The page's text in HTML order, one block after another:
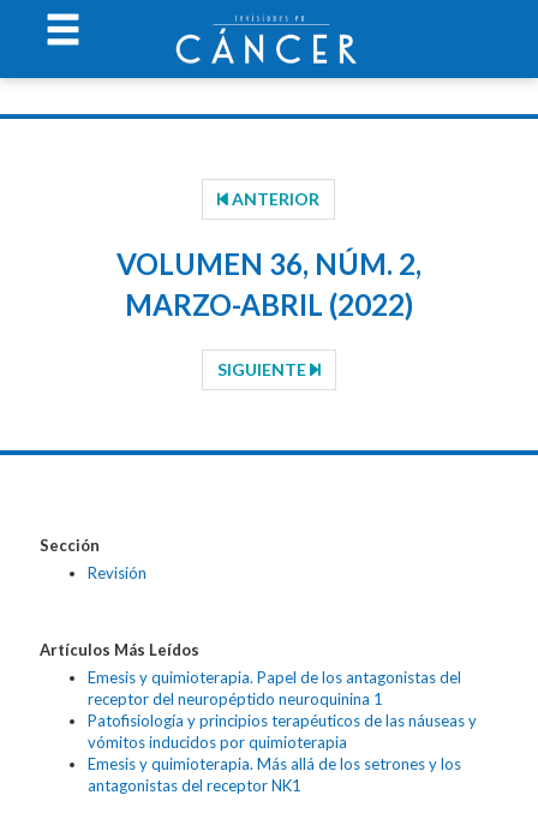
ANTERIOR
VOLUMEN 36, NÚM. 2,
MARZO-ABRIL (2022)
SIGUIENTE
Sección
Revisión
Artículos Más Leídos
Emesis y quimioterapia. Papel de los antagonistas del
receptor del neuropéptido neuroquinina 1
Patofisiología y principios terapéuticos de las náuseas y
vómitos inducidos por quimioterapia
Emesis y quimioterapia. Más allá de los setrones y los
antagonistas del receptor NK1